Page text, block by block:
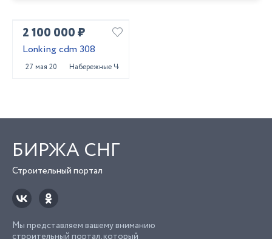
2 100 000 ₽
Lonking cdm 308
27 мая 2023 Набережные Челны
БИРЖА СНГ
Строительный портал
Мы представляем вашему вниманию
строительный портал, который